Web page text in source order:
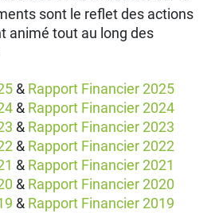
sont le reflet des actions
animé tout au long des
& Rapport Financier 2025
& Rapport Financier 2024
& Rapport Financier 2023
& Rapport Financier 2022
& Rapport Financier 2021
& Rapport Financier 2020
& Rapport Financier 2019